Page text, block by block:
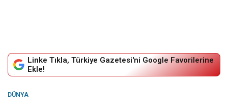
Linke Tıkla, Türkiye Gazetesi'ni Google Favorilerine
Ekle!
DÜNYA